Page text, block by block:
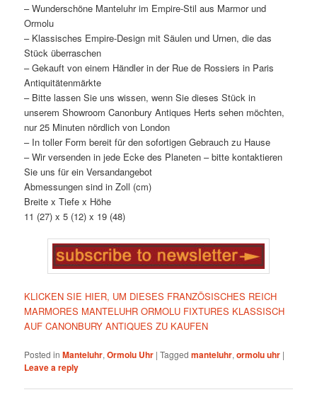
– Wunderschöne Manteluhr im Empire-Stil aus Marmor und
Ormolu
– Klassisches Empire-Design mit Säulen und Urnen, die das
Stück überraschen
– Gekauft von einem Händler in der Rue de Rossiers in Paris
Antiquitätenmärkte
– Bitte lassen Sie uns wissen, wenn Sie dieses Stück in
unserem Showroom Canonbury Antiques Herts sehen möchten,
nur 25 Minuten nördlich von London
– In toller Form bereit für den sofortigen Gebrauch zu Hause
– Wir versenden in jede Ecke des Planeten – bitte kontaktieren
Sie uns für ein Versandangebot
Abmessungen sind in Zoll (cm)
Breite x Tiefe x Höhe
11 (27) x 5 (12) x 19 (48)
KLICKEN SIE HIER, UM DIESES FRANZÖSISCHES REICH
MARMORES MANTELUHR ORMOLU FIXTURES KLASSISCH
AUF CANONBURY ANTIQUES ZU KAUFEN
Posted in Manteluhr,Ormolu Uhr |Tagged manteluhr,ormolu uhr |
Leave a reply